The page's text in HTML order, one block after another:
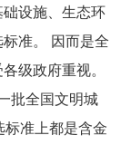
设施、生态环
准。 因而是全
级政府重视。
批全国文明城
准上都是含金